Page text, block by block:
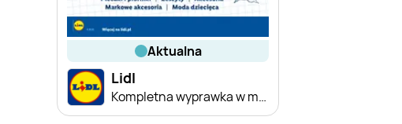
aktualna
Lidl
Kompletna wyprawka w megacenach